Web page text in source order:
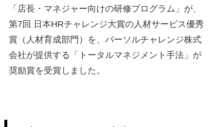
「店長・マネジャー向けの研修プログラム」が、
第7回 日本HRチャレンジ大賞の人材サービス優秀
賞（人材育成部門）を、パーソルチャレンジ株式
会社が提供する「トータルマネジメント手法」が
奨励賞を受賞しました。